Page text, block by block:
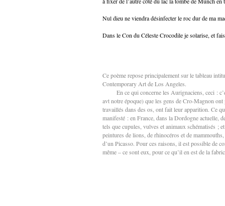
Nul dieu ne viendra désinfecter le roc dur de ma
Dans le Con du Céleste Crocodile je solarise, et
Ce poème repose principalement sur le tableau
Contemporary Art de Los Angeles.
En ce qui concerne les Aurignaciens, ceci :
avt notre époque) que les gens de Cro-Magnon
travaillés dans des os, ont fait leur apparition. Ce
manifesté : en France, dans la Dordogne actuelle,
tels que cupules, vulves et animaux schématisés ;
peintures de lions, de rhinocéros et de
d’un Picasso. Pour ces raisons, il est possible de
même – ce sont eux, pour ce qu’il en est de la